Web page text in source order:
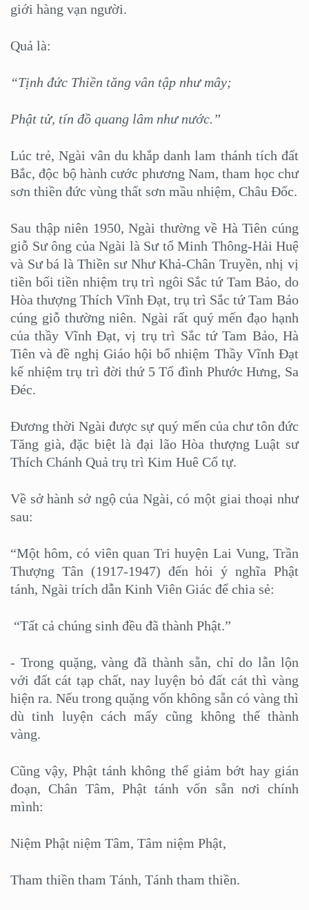
giới hàng vạn người.
Quả là:
“Tịnh đức Thiền tăng vân tập như mây;
Phật tử, tín đồ quang lâm như nước.”
Lúc trẻ, Ngài vân du khắp danh lam thánh tích đất
Bắc, độc bộ hành cước phương Nam, tham học chư
sơn thiền đức vùng thất sơn mầu nhiệm, Châu Đốc.
Sau thập niên 1950, Ngài thường về Hà Tiên cúng
giỗ Sư ông của Ngài là Sư tổ Minh Thông-Hải Huệ
và Sư bá là Thiền sư Như Khả-Chân Truyền, nhị vị
tiền bối tiền nhiệm trụ trì ngôi Sắc tứ Tam Bảo, do
Hòa thượng Thích Vĩnh Đạt, trụ trì Sắc tứ Tam Bảo
cúng giỗ thường niên. Ngài rất quý mến đạo hạnh
của thầy Vĩnh Đạt, vị trụ trì Sắc tứ Tam Bảo, Hà
Tiên và đề nghị Giáo hội bổ nhiệm Thầy Vĩnh Đạt
kế nhiệm trụ trì đời thứ 5 Tổ đình Phước Hưng, Sa
Đéc.
Đương thời Ngài được sự quý mến của chư tôn đức
Tăng già, đặc biệt là đại lão Hòa thượng Luật sư
Thích Chánh Quả trụ trì Kim Huê Cổ tự.
Về sở hành sở ngộ của Ngài, có một giai thoại như
sau:
“Một hôm, có viên quan Tri huyện Lai Vung, Trần
Thượng Tân (1917-1947) đến hỏi ý nghĩa Phật
tánh, Ngài trích dẫn Kinh Viên Giác để chia sẻ:
“Tất cả chúng sinh đều đã thành Phật.”
- Trong quặng, vàng đã thành sẵn, chỉ do lẫn lộn
với đất cát tạp chất, nay luyện bỏ đất cát thì vàng
hiện ra. Nếu trong quặng vốn không sẵn có vàng thì
dù tinh luyện cách mấy cũng không thể thành
vàng.
Cũng vậy, Phật tánh không thể giảm bớt hay gián
đoạn, Chân Tâm, Phật tánh vốn sẵn nơi chính
mình:
Niệm Phật niệm Tâm, Tâm niệm Phật,
Tham thiền tham Tánh, Tánh tham thiền.